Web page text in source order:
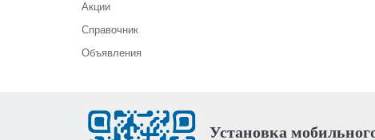
Акции
Справочник
Объявления
Установка